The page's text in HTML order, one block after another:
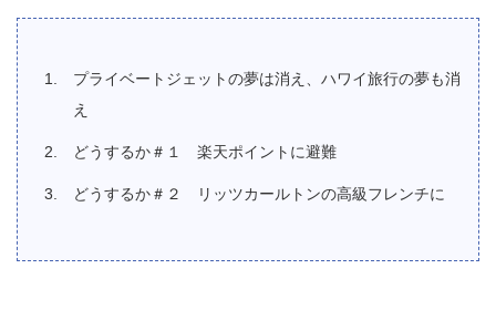
プライベートジェットの夢は消え、ハワイ旅行の夢も消
え
どうするか＃１ 楽天ポイントに避難
どうするか＃２ リッツカールトンの高級フレンチに